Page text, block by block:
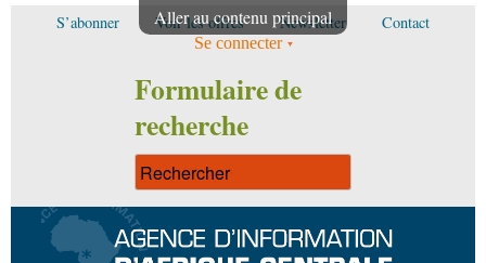
Aller au contenu principal
S’abonner Voir les offres Newsletter Contact
Se connecter
Formulaire de
recherche